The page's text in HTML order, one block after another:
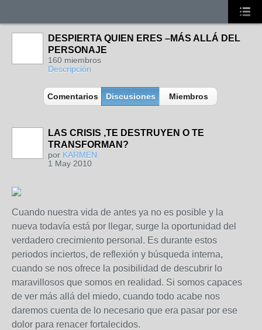
DESPIERTA QUIEN ERES –MÁS ALLÁ DEL
PERSONAJE
160 miembros
Descripción
Comentarios Discusiones Miembros
LAS CRISIS ,TE DESTRUYEN O TE
TRANSFORMAN?
por KARMEN
1 May 2010
Cuando nuestra vida de antes ya no es posible y la
nueva todavía está por llegar, surge la oportunidad del
verdadero crecimiento personal. Es durante estos
periodos inciertos, de reflexión y búsqueda interna,
cuando se nos ofrece la posibilidad de descubrir lo
maravillosos que somos en realidad. Si somos capaces
de ver más allá del miedo, cuando todo acabe nos
daremos cuenta de lo necesario que era pasar por ese
dolor para renacer fortalecidos.